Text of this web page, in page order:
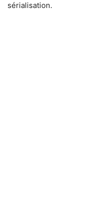
sérialisation.